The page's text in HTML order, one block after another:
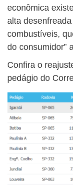
econômica
alta
combustíveis,
do consumidor”
Confira o
pedágio do